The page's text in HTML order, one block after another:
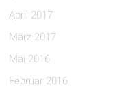
April 2017
März 2017
Mai 2016
Februar 2016